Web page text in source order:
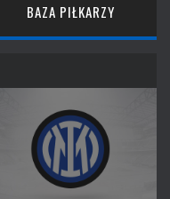
BAZA PIŁKARZY